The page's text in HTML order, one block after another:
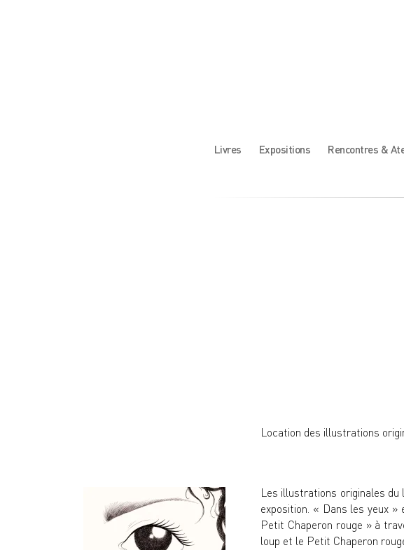
Livres Expositions Rencontres &
Location des illustrations
Les illustrations originales du
exposition. « Dans les yeux »
Petit Chaperon rouge » à
loup et le Petit Chaperon